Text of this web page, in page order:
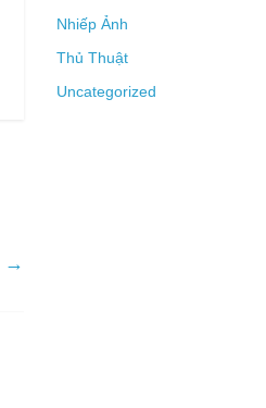
→
Nhiếp Ảnh
Thủ Thuật
Uncategorized